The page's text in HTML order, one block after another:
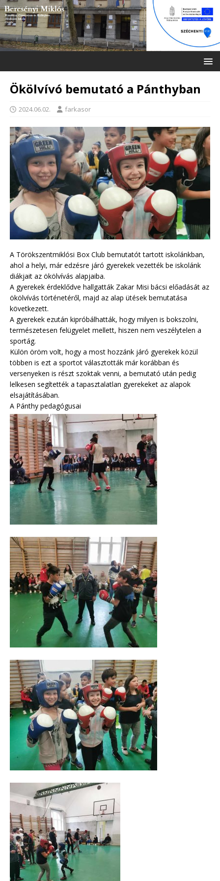
Ökölvívó bemutató a Pánthyban
2024.06.02. farkasor
A Törökszentmiklósi Box Club bemutatót tartott iskolánkban,
ahol a helyi, már edzésre járó gyerekek vezették be iskolánk
diákjait az ökölvívás alapjaiba.
A gyerekek érdeklődve hallgatták Zakar Misi bácsi előadását az
ökölvívás történetéről, majd az alap ütések bemutatása
következett.
A gyerekek ezután kipróbálhatták, hogy milyen is bokszolni,
természetesen felügyelet mellett, hiszen nem veszélytelen a
sportág.
Külön öröm volt, hogy a most hozzánk járó gyerekek közül
többen is ezt a sportot választották már korábban és
versenyeken is részt szoktak venni, a bemutató után pedig
lelkesen segítették a tapasztalatlan gyerekeket az alapok
elsajátításában.
A Pánthy pedagógusai